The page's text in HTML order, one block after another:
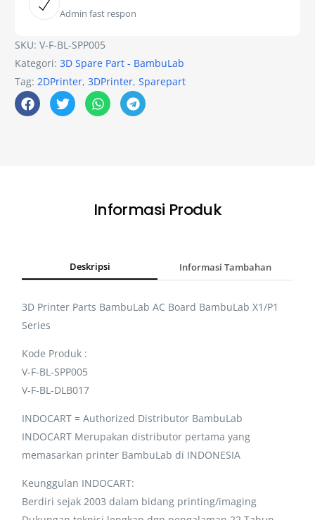
Admin fast respon
SKU:V-F-BL-SPP005
Kategori:3D Spare Part - BambuLab
Tag:2DPrinter,3DPrinter,Sparepart
Informasi Produk
Deskripsi Informasi Tambahan
3D Printer Parts BambuLab AC Board BambuLab X1/P1
Series
Kode Produk :
V-F-BL-SPP005
V-F-BL-DLB017
INDOCART = Authorized Distributor BambuLab
INDOCART Merupakan distributor pertama yang
memasarkan printer BambuLab di INDONESIA
Keunggulan INDOCART:
Berdiri sejak 2003 dalam bidang printing/imaging